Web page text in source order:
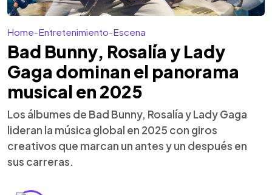
Home-Entretenimiento-Escena
Bad Bunny, Rosalía y Lady
Gaga dominan el panorama
musical en 2025
Los álbumes de Bad Bunny, Rosalía y Lady Gaga
lideran la música global en 2025 con giros
creativos que marcan un antes y un después en
sus carreras.